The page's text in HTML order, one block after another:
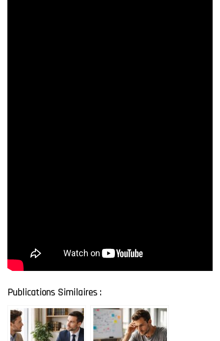
Publications Similaires :